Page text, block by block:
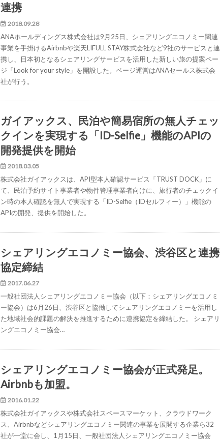
連携
2018.09.28
ANAホールディングス株式会社は9月25日、シェアリングエコノミー関連
事業を手掛けるAirbnbや楽天LIFULL STAY株式会社など9社のサービスと連
携し、日本初となるシェアリングサービスを活用した新しい旅の提案ペー
ジ「Look for your style」を開設した。ページ運営はANAセールス株式会
社が行う。
ガイアックス、民泊や簡易宿所の無人チェッ
クインを実現する「ID-Selfie」機能のAPIの
開発提供を開始
2018.03.05
株式会社ガイアックスは、API型本人確認サービス「TRUST DOCK」に
て、民泊予約サイト事業者や物件管理事業者向けに、旅行者のチェックイ
ン時の本人確認を無人で実現する「ID-Selfie（IDセルフィー）」機能の
APIの開発、提供を開始した。
シェアリングエコノミー協会、渋谷区と連携
協定締結
2017.06.27
一般社団法人シェアリングエコノミー協会（以下：シェアリングエコノミ
ー協会）は6月26日、渋谷区と協働してシェアリングエコノミーを活用し
た地域社会的課題の解決を推進するために連携協定を締結した。 シェアリ
ングエコノミー協会…
シェアリングエコノミー協会が正式発足。
Airbnbも加盟。
2016.01.22
株式会社ガイアックスや株式会社スペースマーケット、クラウドワーク
ス、Airbnbなどシェアリングエコノミー関連の事業を展開する企業ら32
社が一堂に会し、1月15日、一般社団法人シェアリングエコノミー協会